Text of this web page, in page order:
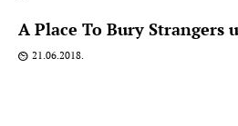
A Place To Bury Strangers
21.06.2018.